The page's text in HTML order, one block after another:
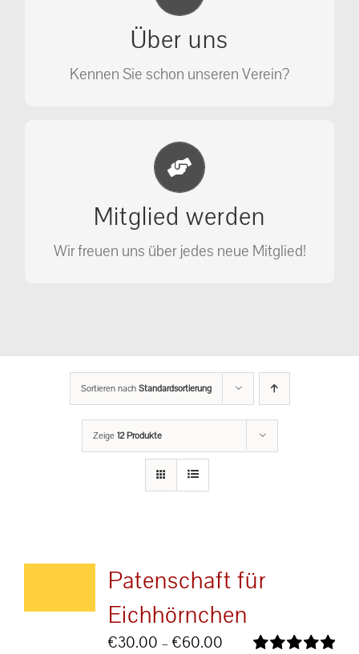
Über uns
Kennen Sie schon unseren Verein?
Wir sehen nicht weg, wir retten!
Mitglied werden
Wir freuen uns über jedes neue Mitglied!
Jetzt Mitglied werden
Unterstützen Sie unseren Verein als
Mitglied.
MITGLIED WERDEN
Sortieren nach Standardsortierung
Zeige 12 Produkte
Patenschaft für
Eichhörnchen
€30.00 –€60.00Preisspanne: